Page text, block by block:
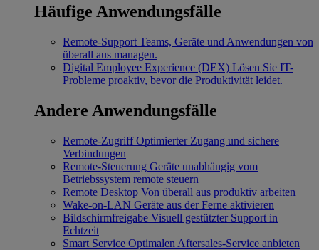
Häufige Anwendungsfälle
Remote-Support Teams, Geräte und Anwendungen von
überall aus managen.
Digital Employee Experience (DEX) Lösen Sie IT-
Probleme proaktiv, bevor die Produktivität leidet.
Andere Anwendungsfälle
Remote-Zugriff Optimierter Zugang und sichere
Verbindungen
Remote-Steuerung Geräte unabhängig vom
Betriebssystem remote steuern
Remote Desktop Von überall aus produktiv arbeiten
Wake-on-LAN Geräte aus der Ferne aktivieren
Bildschirmfreigabe Visuell gestützter Support in
Echtzeit
Smart Service Optimalen Aftersales-Service anbieten